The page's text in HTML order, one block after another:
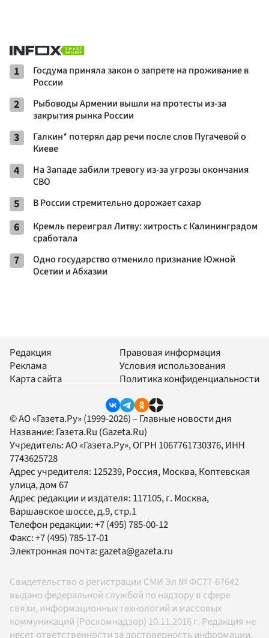
1
Госдума приняла закон о запрете на проживание в
России
2
Рыбоводы Армении вышли на протесты из-за
закрытия рынка России
3
Галкин* потерял дар речи после слов Пугачевой о
Киеве
4
На Западе забили тревогу из-за угрозы окончания
СВО
5 В России стремительно дорожает сахар
6
Кремль переиграл Литву: хитрость с Калининградом
сработала
7
Одно государство отменило признание Южной
Осетии и Абхазии
Редакция
Реклама
Карта сайта
Правовая информация
Условия использования
Политика конфиденциальности
© АО «Газета.Ру» (1999-2026) – Главные новости дня
Название: Газета.Ru (Gazeta.Ru)
Учредитель:АО «Газета.Ру», ОГРН 1067761730376, ИНН
7743625728
Адрес учредителя: 125239, Россия, Москва, Коптевская
улица, дом 67
Адрес редакции и издателя: 117105, г. Москва,
Варшавское шоссе, д.9, стр.1
Телефон редакции:+7 (495) 785-00-12
Факс:+7 (495) 785-17-01
Электронная почта:gazeta@gazeta.ru
Свидетельство о регистрации СМИ Эл № ФС77-67642
выдано федеральной службой по надзору в сфере
связи, информационных технологий и массовых
коммуникаций (Роскомнадзор) 10.11.2016 г. Редакция не
несет ответственности за достоверность информации,